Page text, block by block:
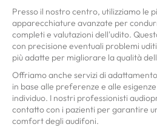
Presso il nostro centro, utilizziamo le
apparecchiature avanzate per
completi e valutazioni dell'udito.
con precisione eventuali problemi
più adatte per migliorare la qualità
Offriamo anche servizi di
in base alle preferenze e alle
individuo. I nostri professionisti
contatto con i pazienti per garantire
comfort degli audifoni.